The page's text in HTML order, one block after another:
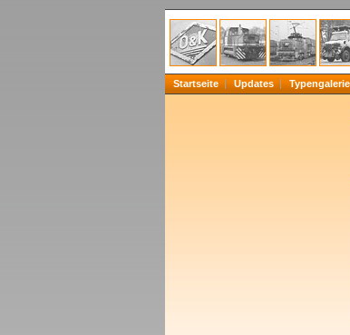
Startseite Updates Typengalerie